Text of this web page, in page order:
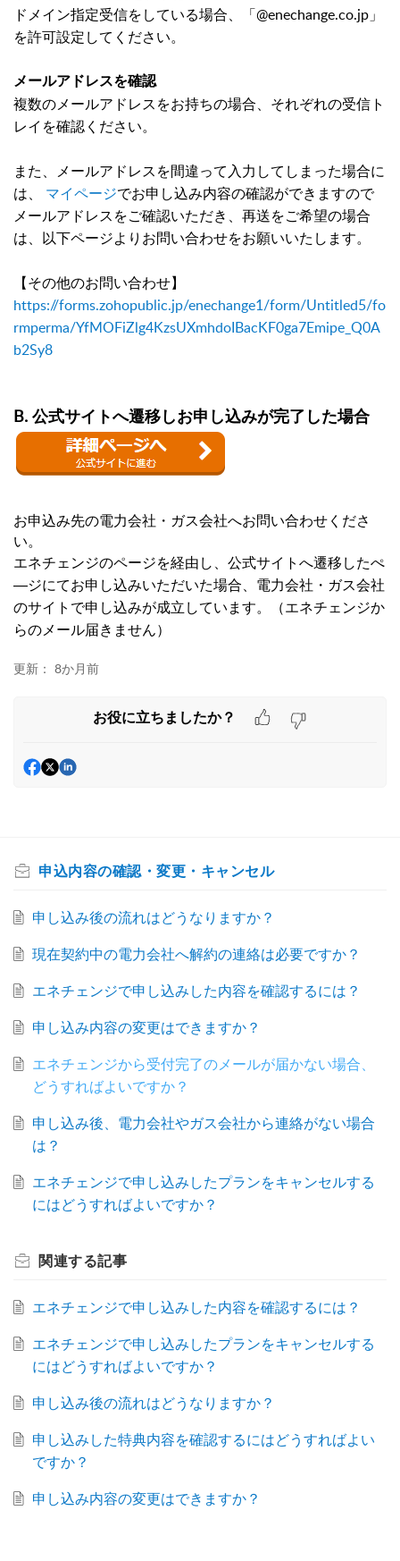
ドメイン指定受信をしている場合、「@enechange.co.jp」
を許可設定してください。
メールアドレスを確認
複数のメールアドレスをお持ちの場合、それぞれの受信ト
レイを確認ください。
また、メールアドレスを間違って入力してしまった場合に
は、
マイページでお申し込み内容の確認ができますので
メールアドレスをご確認いただき、再送をご希望の場合
は、以下ページよりお問い合わせをお願いいたします。
【その他のお問い合わせ】
https://forms.zohopublic.jp/enechange1/form/Untitled5/fo
rmperma/YfMOFiZlg4KzsUXmhdoIBacKF0ga7Emipe_Q0A
b2Sy8
B. 公式サイトへ遷移しお申し込みが完了した場合
お申込み先の電力会社・ガス会社へお問い合わせくださ
い。
エネチェンジのページを経由し、公式サイトへ遷移したぺ
―ジにてお申し込みいただいた場合、電力会社・ガス会社
のサイトで申し込みが成立しています。（エネチェンジか
らのメール届きません）
更新： 8か月前
お役に立ちましたか？
申込内容の確認・変更・キャンセル
申し込み後の流れはどうなりますか？
現在契約中の電力会社へ解約の連絡は必要ですか？
エネチェンジで申し込みした内容を確認するには？
申し込み内容の変更はできますか？
エネチェンジから受付完了のメールが届かない場合、
どうすればよいですか？
申し込み後、電力会社やガス会社から連絡がない場合
は？
エネチェンジで申し込みしたプランをキャンセルする
にはどうすればよいですか？
関連する記事
エネチェンジで申し込みした内容を確認するには？
エネチェンジで申し込みしたプランをキャンセルする
にはどうすればよいですか？
申し込み後の流れはどうなりますか？
申し込みした特典内容を確認するにはどうすればよい
ですか？
申し込み内容の変更はできますか？